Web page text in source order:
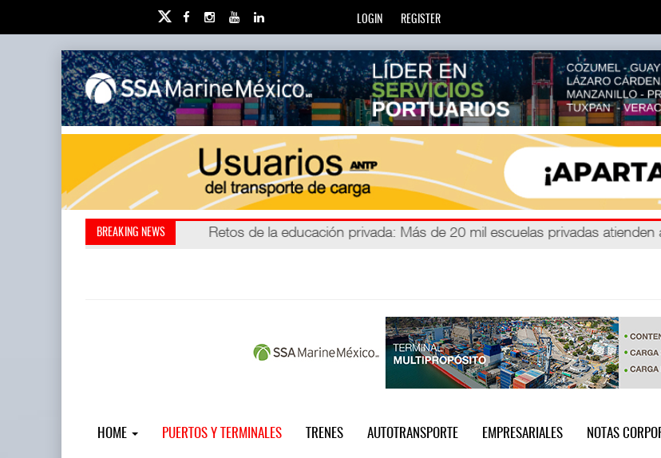
LOGIN REGISTER
BREAKING NEWS Miguel Ángel Bres encabezará
Retos de la educación privada : Más de 20 mil escuelas privadas
HOME PUERTOS Y TERMINALES TRENES AUTOTRANSPORTE EMPRESARIALES NOTAS